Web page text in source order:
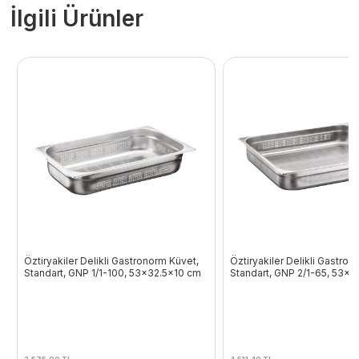
İlgili Ürünler
Öztiryakiler Delikli Gastronorm Küvet,
Standart, GNP 1/1-100, 53×32.5×10 cm
Öztiryakiler Delikli
Standart, GNP 2/1-65,